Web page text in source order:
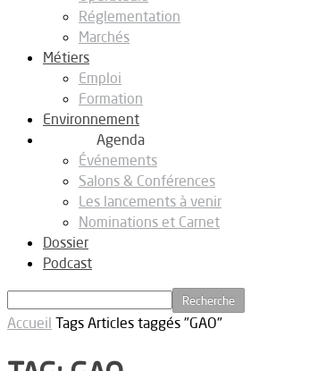
Réglementation
Marchés
Métiers
Emploi
Formation
Environnement
Agenda
Événements
Salons & Conférences
Les lancements à venir
Nominations et Carnet
Dossier
Podcast
Accueil Tags Articles taggés "GAO"